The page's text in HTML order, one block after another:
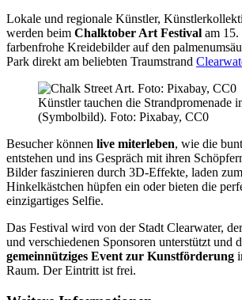
Lokale und regionale Künstler,
werden beim Chalktober Art Festival am
farbenfrohe Kreidebilder auf den
Park direkt am beliebten Traumstrand
Künstler tauchen die Strandpromenade
(Symbolbild). Foto: Pixabay, CC0
Besucher können live miterleben, wie die
entstehen und ins Gespräch mit ihren
Bilder faszinieren durch 3D-Effekte, laden
Hinkelkästchen hüpfen ein oder bieten die
einzigartiges Selfie.
Das Festival wird von der Stadt Clearwater,
und verschiedenen Sponsoren unterstützt und
gemeinnütziges Event zur Kunstförderung
Raum. Der Eintritt ist frei.